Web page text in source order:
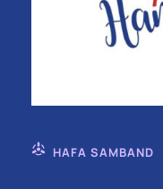
HAFA SAMBAND